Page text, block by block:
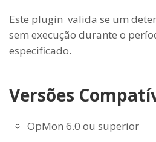
Este plugin valida se um
sem execução durante o
especificado.
Versões
OpMon 6.0 ou superior